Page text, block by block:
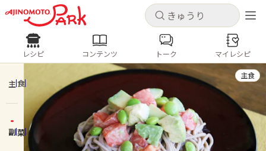
キャンセル
ログインするとレシピを保存できます
ログイン 新規登録
ホーム
キャンセル
レシピ コンテンツ
人気の食材・レシピ
きゅうり なす トマト
とうもろこし
レシピ コンテンツ トーク マイレシピ
主食
副菜
主食